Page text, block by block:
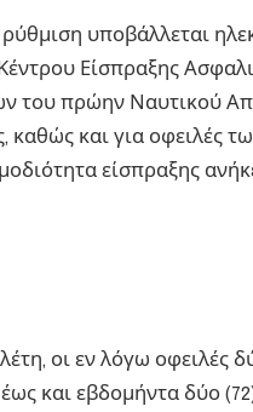
υποβάλλεται
Είσπραξης
του πρώην Ναυτικού
καθώς και για οφειλές
είσπραξης
οι εν λόγω οφειλές
και εβδομήντα δύο